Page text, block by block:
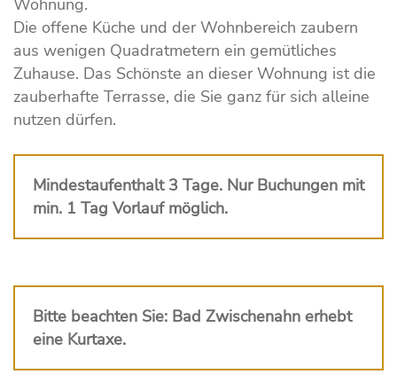
Wohnung.
Die offene Küche und der Wohnbereich zaubern
aus wenigen Quadratmetern ein gemütliches
Zuhause. Das Schönste an dieser Wohnung ist die
zauberhafte Terrasse, die Sie ganz für sich alleine
nutzen dürfen.
Mindestaufenthalt 3 Tage. Nur Buchungen mit
min. 1 Tag Vorlauf möglich.
Bitte beachten Sie: Bad Zwischenahn erhebt
eine Kurtaxe.